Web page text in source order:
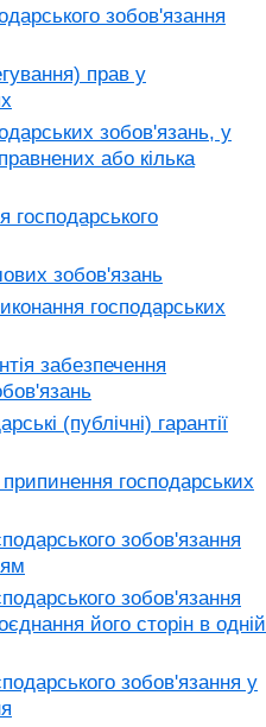
зобов'язання
прав у
зобов'язань, у
або кілька
господарського
зобов'язань
господарських
забезпечення
(публічні) гарантії
господарських
зобов'язання
зобов'язання
його сторін в одній
зобов'язання у